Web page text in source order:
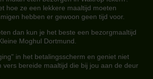
hoe ze een lekkere maaltijd moeten
hebben er gewoon geen tijd voor.
dan kun je het beste een bezorgmaaltijd
Moghul Dortmund.
in het betalingsscherm en geniet niet
vers bereide maaltijd die bij jou aan de deur